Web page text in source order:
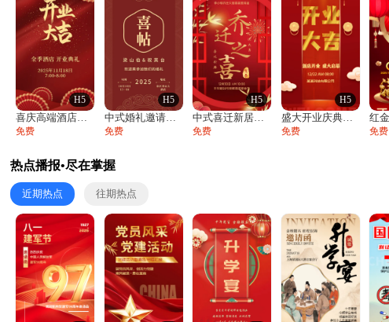
H5
喜庆高端酒店开业大吉邀请函
免费
H5
中式婚礼邀请函中国风传统复古婚礼请柬请帖
免费
H5
中式喜迁新居乔迁之喜邀请函宴会请帖
免费
H5
盛大开业庆典活动开业活动邀请函
免费 免费
热点播报•尽在掌握
近期热点 往期热点